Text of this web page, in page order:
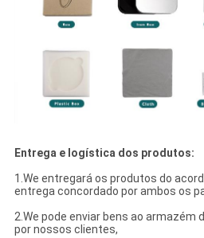
Entrega e logística dos produtos:
1.We entregará os produtos do
entrega concordado por ambos os
2.We pode enviar bens ao armazém
por nossos clientes,